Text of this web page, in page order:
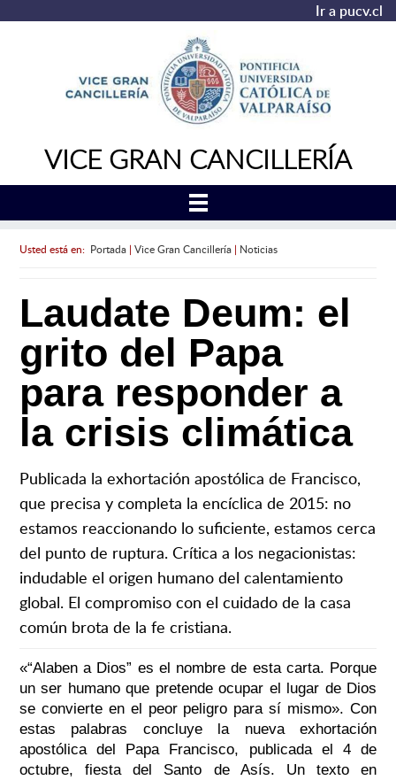
Ir a pucv.cl
VICE GRAN CANCILLERÍA
Usted está en: Portada| Vice Gran Cancillería| Noticias
Laudate Deum: el
grito del Papa
para responder a
la crisis climática
Publicada la exhortación apostólica de Francisco,
que precisa y completa la encíclica de 2015: no
estamos reaccionando lo suficiente, estamos cerca
del punto de ruptura. Crítica a los negacionistas:
indudable el origen humano del calentamiento
global. El compromiso con el cuidado de la casa
común brota de la fe cristiana.
«“Alaben a Dios” es el nombre de esta carta. Porque
un ser humano que pretende ocupar el lugar de Dios
se convierte en el peor peligro para sí mismo». Con
estas palabras concluye la nueva exhortación
apostólica del Papa Francisco, publicada el 4 de
octubre, fiesta del Santo de Asís. Un texto en